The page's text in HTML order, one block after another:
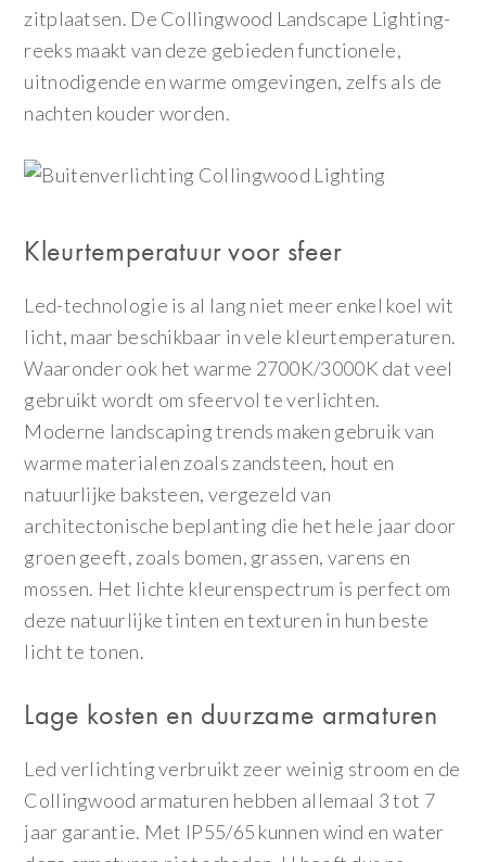
zitplaatsen. De Collingwood Landscape Lighting-
reeks maakt van deze gebieden functionele,
uitnodigende en warme omgevingen, zelfs als de
nachten kouder worden.
Kleurtemperatuur voor sfeer
Led-technologie is al lang niet meer enkel koel wit
licht, maar beschikbaar in vele kleurtemperaturen.
Waaronder ook het warme 2700K/3000K dat veel
gebruikt wordt om sfeervol te verlichten.
Moderne landscaping trends maken gebruik van
warme materialen zoals zandsteen, hout en
natuurlijke baksteen, vergezeld van
architectonische beplanting die het hele jaar door
groen geeft, zoals bomen, grassen, varens en
mossen. Het lichte kleurenspectrum is perfect om
deze natuurlijke tinten en texturen in hun beste
licht te tonen.
Lage kosten en duurzame armaturen
Led verlichting verbruikt zeer weinig stroom en de
Collingwood armaturen hebben allemaal 3 tot 7
jaar garantie. Met IP55/65 kunnen wind en water